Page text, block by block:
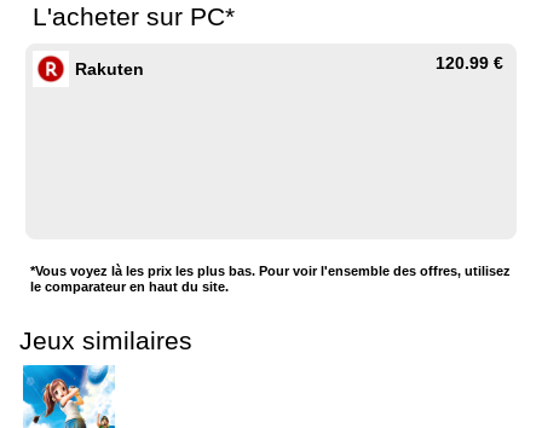
L'acheter sur PC*
Rakuten 120.99 €
*Vous voyez là les prix les plus bas. Pour voir l'ensemble des offres, utilisez
le comparateur en haut du site.
Jeux similaires